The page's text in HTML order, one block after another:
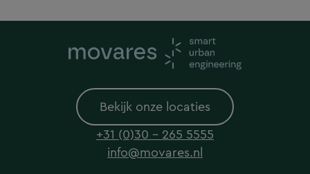
Bekijk onze locaties
+31 (0)30 - 265 5555
info@movares.nl